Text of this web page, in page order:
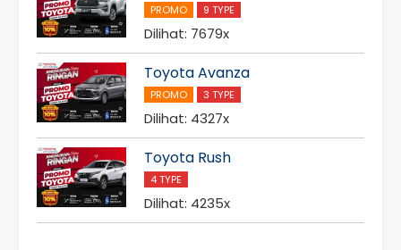
PROMO 9 TYPE
Dilihat: 7679x
Toyota Avanza
PROMO 3 TYPE
Dilihat: 4327x
Toyota Rush
4 TYPE
Dilihat: 4235x